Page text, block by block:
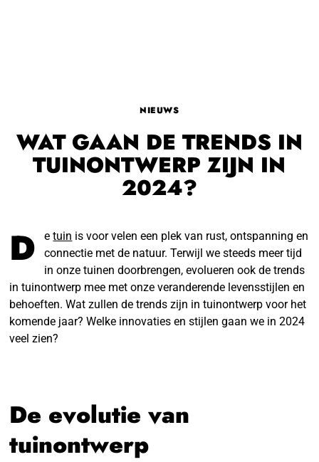
NIEUWS
WAT GAAN DE TRENDS IN
TUINONTWERP ZIJN IN
2024?
D etuin is voor velen een plek van rust, ontspanning en
connectie met de natuur. Terwijl we steeds meer tijd
in onze tuinen doorbrengen, evolueren ook de trends
in tuinontwerp mee met onze veranderende levensstijlen en
behoeften. Wat zullen de trends zijn in tuinontwerp voor het
komende jaar? Welke innovaties en stijlen gaan we in 2024
veel zien?
De evolutie van
tuinontwerp